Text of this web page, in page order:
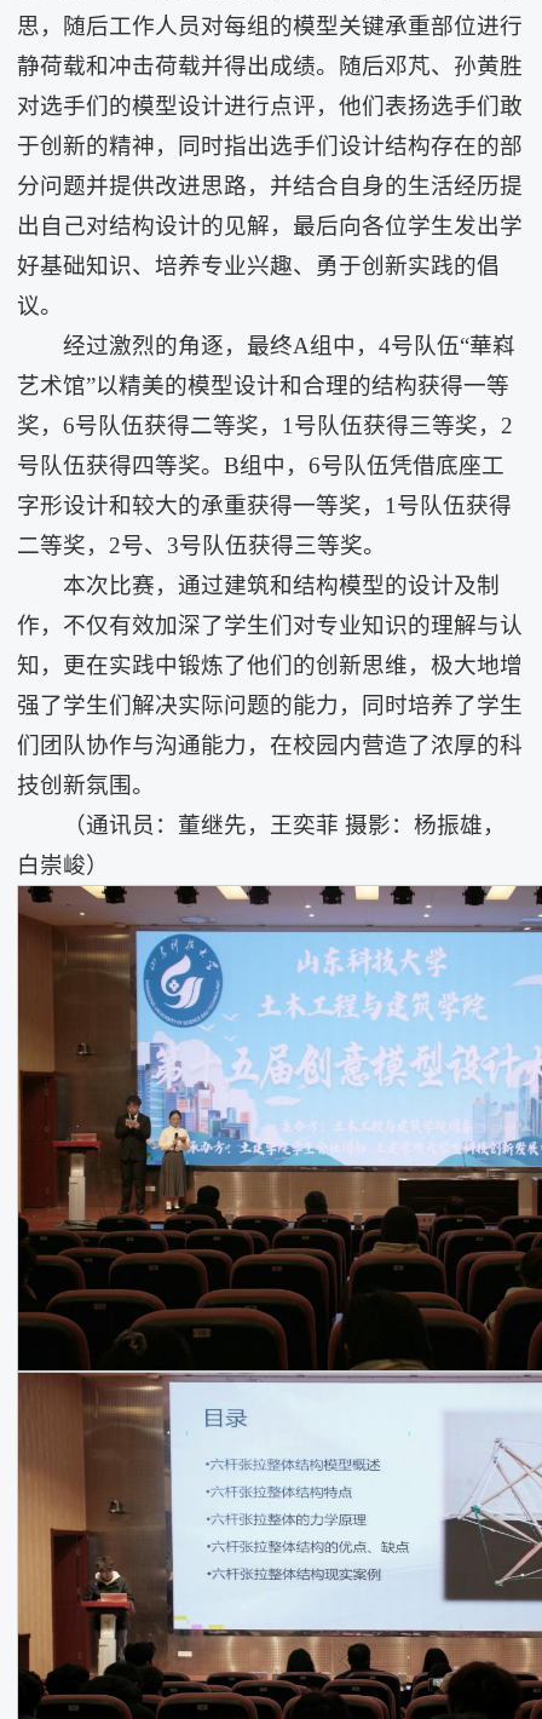
思，随后工作人员对每组的模型关键承重部位进行
静荷载和冲击荷载并得出成绩。随后邓芃、孙黄胜
对选手们的模型设计进行点评，他们表扬选手们敢
于创新的精神，同时指出选手们设计结构存在的部
分问题并提供改进思路，并结合自身的生活经历提
出自己对结构设计的见解，最后向各位学生发出学
好基础知识、培养专业兴趣、勇于创新实践的倡
议。
经过激烈的角逐，最终A组中，4号队伍“華嵙
艺术馆”以精美的模型设计和合理的结构获得一等
奖，6号队伍获得二等奖，1号队伍获得三等奖，2
号队伍获得四等奖。B组中，6号队伍凭借底座工
字形设计和较大的承重获得一等奖，1号队伍获得
二等奖，2号、3号队伍获得三等奖。
本次比赛，通过建筑和结构模型的设计及制
作，不仅有效加深了学生们对专业知识的理解与认
知，更在实践中锻炼了他们的创新思维，极大地增
强了学生们解决实际问题的能力，同时培养了学生
们团队协作与沟通能力，在校园内营造了浓厚的科
技创新氛围。
（通讯员：董继先，王奕菲 摄影：杨振雄，
白崇峻）